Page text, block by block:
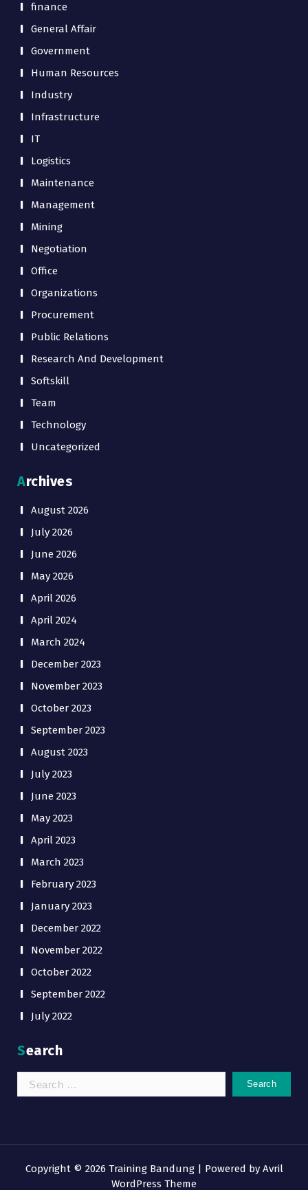
finance
General Affair
Government
Human Resources
Industry
Infrastructure
IT
Logistics
Maintenance
Management
Mining
Negotiation
Office
Organizations
Procurement
Public Relations
Research And Development
Softskill
Team
Technology
Uncategorized
Archives
August 2026
July 2026
June 2026
May 2026
April 2026
April 2024
March 2024
December 2023
November 2023
October 2023
September 2023
August 2023
July 2023
June 2023
May 2023
April 2023
March 2023
February 2023
January 2023
December 2022
November 2022
October 2022
September 2022
July 2022
Search
Search
for:
Copyright © 2026 Training Bandung | Powered by Avril
WordPress Theme